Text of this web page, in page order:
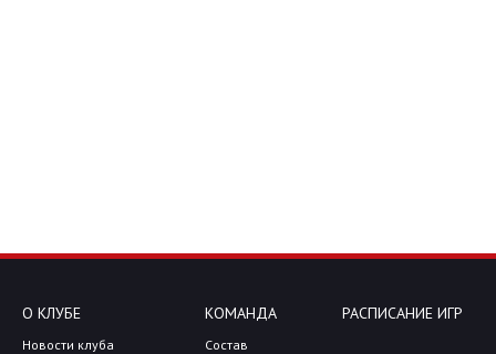
О КЛУБЕ
Новости клуба
КОМАНДА
Состав
РАСПИСАНИЕ ИГР